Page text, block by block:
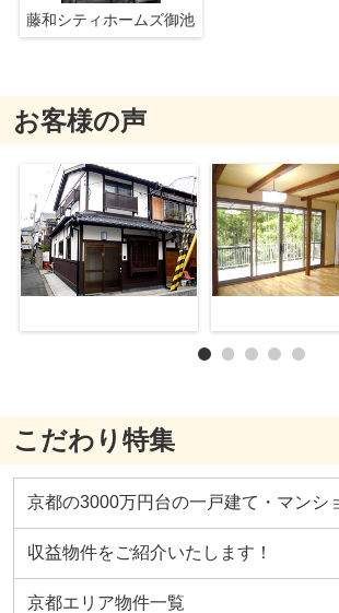
藤和シティホームズ御池
お客様の声
こだわり特集
京都の3000万円台の一戸建て・マンシ
収益物件をご紹介いたします！
京都エリア物件一覧